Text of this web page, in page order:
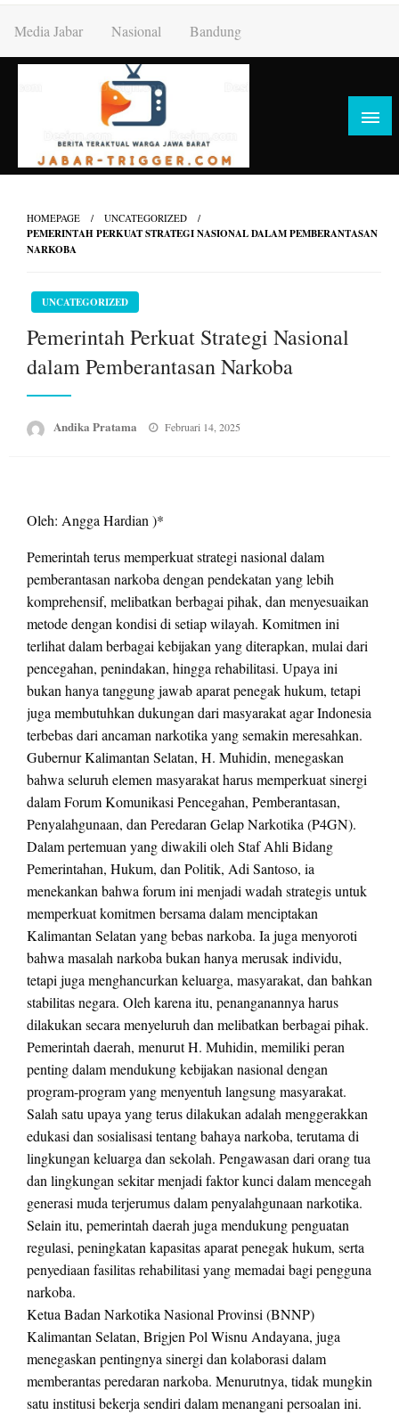
content
Media Jabar Nasional Bandung
HOMEPAGE UNCATEGORIZED
PEMERINTAH PERKUAT STRATEGI NASIONAL DALAM PEMBERANTASAN
NARKOBA
UNCATEGORIZED
Pemerintah Perkuat Strategi Nasional
dalam Pemberantasan Narkoba
Andika Pratama
Posted
Februari 14, 2025
Oleh: Angga Hardian )*
Pemerintah terus memperkuat strategi nasional dalam
pemberantasan narkoba dengan pendekatan yang lebih
komprehensif, melibatkan berbagai pihak, dan menyesuaikan
metode dengan kondisi di setiap wilayah. Komitmen ini
terlihat dalam berbagai kebijakan yang diterapkan, mulai dari
pencegahan, penindakan, hingga rehabilitasi. Upaya ini
bukan hanya tanggung jawab aparat penegak hukum, tetapi
juga membutuhkan dukungan dari masyarakat agar Indonesia
terbebas dari ancaman narkotika yang semakin meresahkan.
Gubernur Kalimantan Selatan, H. Muhidin, menegaskan
bahwa seluruh elemen masyarakat harus memperkuat sinergi
dalam Forum Komunikasi Pencegahan, Pemberantasan,
Penyalahgunaan, dan Peredaran Gelap Narkotika (P4GN).
Dalam pertemuan yang diwakili oleh Staf Ahli Bidang
Pemerintahan, Hukum, dan Politik, Adi Santoso, ia
menekankan bahwa forum ini menjadi wadah strategis untuk
memperkuat komitmen bersama dalam menciptakan
Kalimantan Selatan yang bebas narkoba. Ia juga menyoroti
bahwa masalah narkoba bukan hanya merusak individu,
tetapi juga menghancurkan keluarga, masyarakat, dan bahkan
stabilitas negara. Oleh karena itu, penanganannya harus
dilakukan secara menyeluruh dan melibatkan berbagai pihak.
Pemerintah daerah, menurut H. Muhidin, memiliki peran
penting dalam mendukung kebijakan nasional dengan
program-program yang menyentuh langsung masyarakat.
Salah satu upaya yang terus dilakukan adalah menggerakkan
edukasi dan sosialisasi tentang bahaya narkoba, terutama di
lingkungan keluarga dan sekolah. Pengawasan dari orang tua
dan lingkungan sekitar menjadi faktor kunci dalam mencegah
generasi muda terjerumus dalam penyalahgunaan narkotika.
Selain itu, pemerintah daerah juga mendukung penguatan
regulasi, peningkatan kapasitas aparat penegak hukum, serta
penyediaan fasilitas rehabilitasi yang memadai bagi pengguna
narkoba.
Ketua Badan Narkotika Nasional Provinsi (BNNP)
Kalimantan Selatan, Brigjen Pol Wisnu Andayana, juga
menegaskan pentingnya sinergi dan kolaborasi dalam
memberantas peredaran narkoba. Menurutnya, tidak mungkin
satu institusi bekerja sendiri dalam menangani persoalan ini.